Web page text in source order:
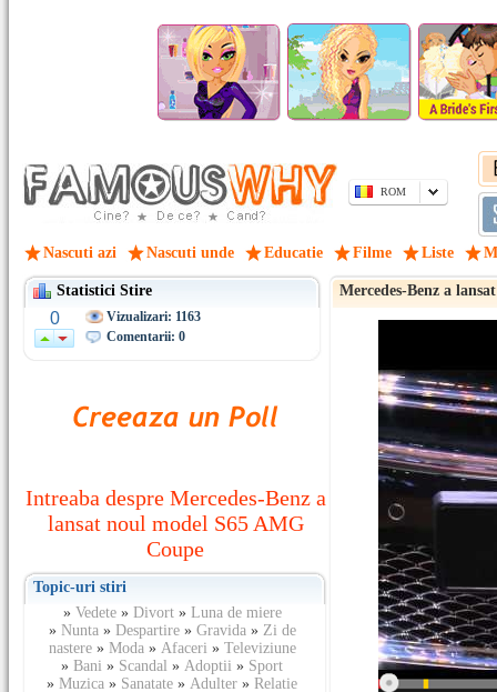
ROM
Nascuti azi Nascuti unde Educatie Filme Liste
Statistici Stire
0
Vizualizari: 1163
Comentarii: 0
Intreaba despre Mercedes-Benz a
lansat noul model S65 AMG
Coupe
Topic-uri stiri
» Vedete» Divort» Luna de miere
» Nunta» Despartire» Gravida» Zi de
nastere» Moda» Afaceri» Televiziune
» Bani » Scandal » Adoptii » Sport
» Muzica » Sanatate » Adulter » Relatie
Mercedes-Benz a